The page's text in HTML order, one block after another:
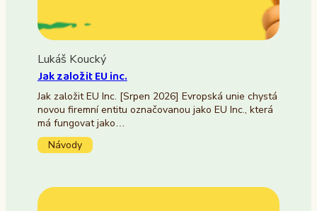
Lukáš Koucký
Jak založit EU inc.
Jak založit EU Inc. [Srpen 2026] Evropská unie chystá
novou firemní entitu označovanou jako EU Inc., která
má fungovat jako…
Návody